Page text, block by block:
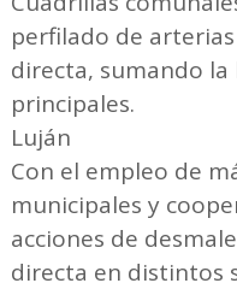
perfilado de
directa, sumando la
principales.
Luján
Con el empleo de
municipales y
acciones de
directa en distintos